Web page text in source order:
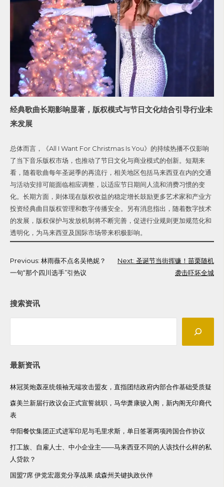
经典歌曲长期影响显著，版权模式与节日文化结合引导行业未
来发展
总体而言，《All I Want For Christmas Is You》的持续热播不仅影响
了当下音乐版权市场，也推动了节日文化与商业模式的创新。短期来
看，随着歌曲每年圣诞季的再流行，相关地区包括马来西亚在内的交通
与活动安排可能面临相应调整，以适应节日期间人流和消费习惯的变
化。长期方面，则体现在版权收益的稳定增长鼓励更多艺术家和产业方
投资经典曲目版权管理和数字传播安全。另有消息指出，随着数字技术
的发展，版权保护与发放机制将不断完善，促进行业规则更加规范化和
透明化，为马来西亚及国际市场带来积极影响。
Post
navigation
Previous: 林雨薇不点名吴艳妮？
一句“那个四川选手”引热议
Next: 圣诞节当街挥镰！苗栗随机
袭击吓坏全城
搜索资讯
最新资讯
林冠英炮轰巫统领袖无端攻击盟友，直指团结政府内部合作基础受质疑
森美兰新届行政议会正式宣誓就职，马华萧康骏入阁，新内阁无印裔代
表
华阳餐饮集团正式进军印尼与毛里求斯，单日签署两项跨国合作协议
打工族、自雇人士、中小企业主——马来西亚不同的人该找什么样的私
人贷款？
国盟7席 伊党宏愿党分享战果 成森州关键执政伙伴